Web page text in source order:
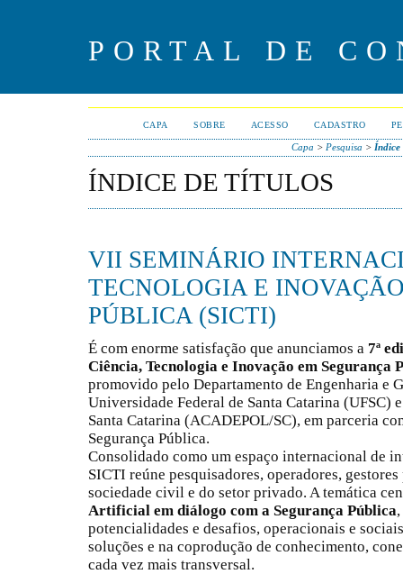
PORTAL DE
CAPA SOBRE ACESSO CADASTRO
Capa > Pesquisa > Índice
ÍNDICE DE TÍTULOS
VII SEMINÁRIO
TECNOLOGIA E
PÚBLICA (SICTI)
É com enorme satisfação que anunciamos a 7ª
Ciência, Tecnologia e Inovação em Segurança
promovido pelo Departamento de Engenharia e
Universidade Federal de Santa Catarina (UFSC)
Santa Catarina (ACADEPOL/SC), em parceria
Segurança Pública.
Consolidado como um espaço internacional de
SICTI reúne pesquisadores, operadores,
sociedade civil e do setor privado. A temática
Artificial em diálogo com a Segurança Pública
potencialidades e desafios, operacionais e
soluções e na coprodução de conhecimento,
cada vez mais transversal.